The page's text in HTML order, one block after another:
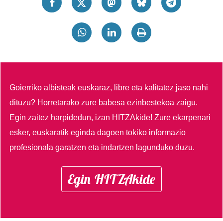
Goierriko albisteak euskaraz, libre eta kalitatez jaso nahi
dituzu? Horretarako zure babesa ezinbestekoa zaigu.
Egin zaitez harpidedun, izan HITZAkide!Zure ekarpenari
esker, euskaratik eginda dagoen tokiko informazio
profesionala garatzen eta indartzen lagunduko duzu.
Egin HITZAkide